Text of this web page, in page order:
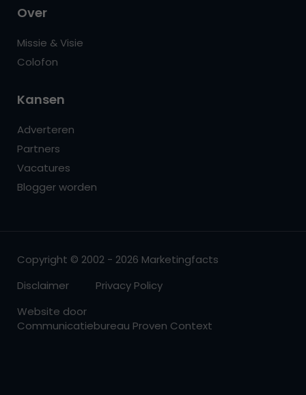
Over
Missie & Visie
Colofon
Kansen
Adverteren
Partners
Vacatures
Blogger worden
Copyright © 2002 - 2026 Marketingfacts
Disclaimer
Privacy Policy
Website door
Communicatiebureau Proven Context